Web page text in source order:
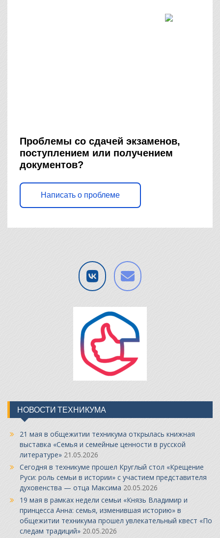
Проблемы со сдачей экзаменов,
поступлением или получением
документов?
Написать о проблеме
НОВОСТИ ТЕХНИКУМА
21 мая в общежитии техникума открылась книжная
выставка «Семья и семейные ценности в русской
литературе» 21.05.2026
Сегодня в техникуме прошел Круглый стол «Крещение
Руси: роль семьи в истории» с участием представителя
духовенства — отца Максима 20.05.2026
19 мая в рамках недели семьи «Князь Владимир и
принцесса Анна: семья, изменившая историю» в
общежитии техникума прошел увлекательный квест «По
следам традиций» 20.05.2026